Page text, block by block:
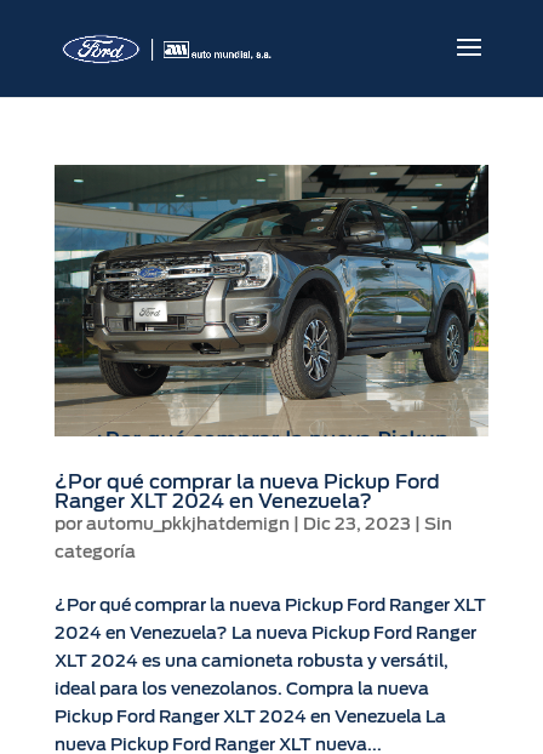
¿Por qué comprar la nueva Pickup Ford
Ranger XLT 2024 en Venezuela?
por automu_pkkjhatdemign Dic 23, 2023
Sin
categoría
¿Por qué comprar la nueva Pickup Ford Ranger XLT
2024 en Venezuela? La nueva Pickup Ford Ranger
XLT 2024 es una camioneta robusta y versátil,
ideal para los venezolanos. Compra la nueva
Pickup Ford Ranger XLT 2024 en Venezuela La
nueva Pickup Ford Ranger XLT nueva...